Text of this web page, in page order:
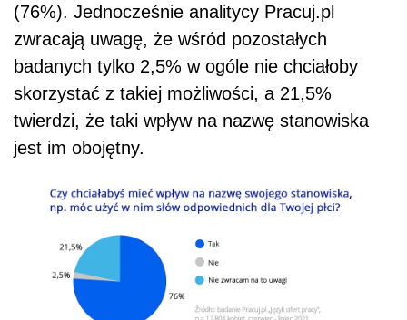
(76%). Jednocześnie analitycy Pracuj.pl
zwracają uwagę, że wśród pozostałych
badanych tylko 2,5% w ogóle nie chciałoby
skorzystać z takiej możliwości, a 21,5%
twierdzi, że taki wpływ na nazwę stanowiska
jest im obojętny.